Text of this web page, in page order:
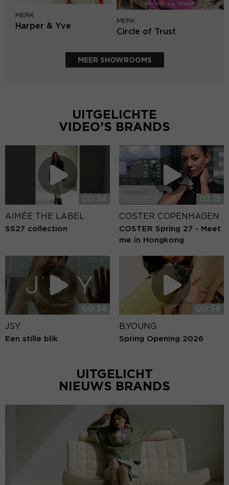
MERK
Harper & Yve
MERK
Circle of Trust
MEER SHOWROOMS
UITGELICHTE
VIDEO'S BRANDS
00:34
AIMÉE THE LABEL
SS27 collection
03:15
COSTER COPENHAGEN
COSTER Spring 27 - Meet
me in Hongkong
00:34
JSY
Een stille blik
00:56
B.YOUNG
Spring Opening 2026
UITGELICHT
NIEUWS BRANDS